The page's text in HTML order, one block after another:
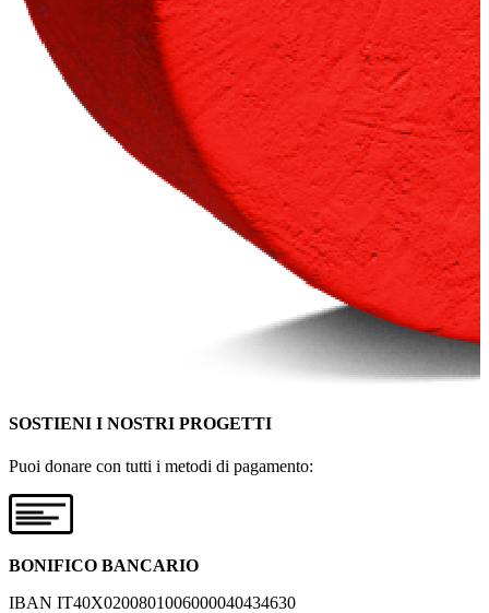
SOSTIENI I NOSTRI PROGETTI
Puoi donare con tutti i metodi di pagamento:
BONIFICO BANCARIO
IBAN IT40X0200801006000040434630